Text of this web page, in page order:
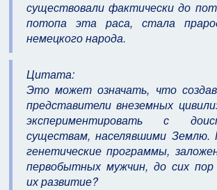
существовали фактически до
потопа эта раса, стала
немецкого народа.
Цитата:
Это может означать, что
представители внеземных
экспериментировать с
существам, населявшими
генетические программы,
первобытных мужчин, до сих
их развитие?